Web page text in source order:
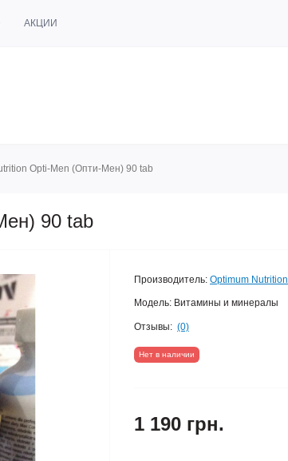
АКЦИИ
Opti-Men (Опти-Мен) 90 tab
90 tab
Производитель: Optimum Nutrition
Модель: Витамины и минералы
Отзывы: (0)
Нет в наличии
1 190 грн.